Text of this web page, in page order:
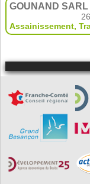
GOUNAND SARL
Assainissement,